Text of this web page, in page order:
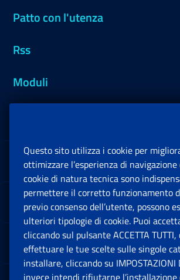
Patto con l'utenza
Rss
Moduli
Sedi e Contatti
Software
Note Legali
Questo sito utilizza i cookie per
ottimizzare l’esperienza di navigazione
cookie di natura tecnica sono
permettere il corretto funzionamento
previo consenso dell’utente, possono
ulteriori tipologie di cookie. Puoi
cliccando sul pulsante ACCETTA
effettuare le tue scelte sulle singole
installare, cliccando su IMPOSTAZIONI
invece intendi rifiutarne l’installazione